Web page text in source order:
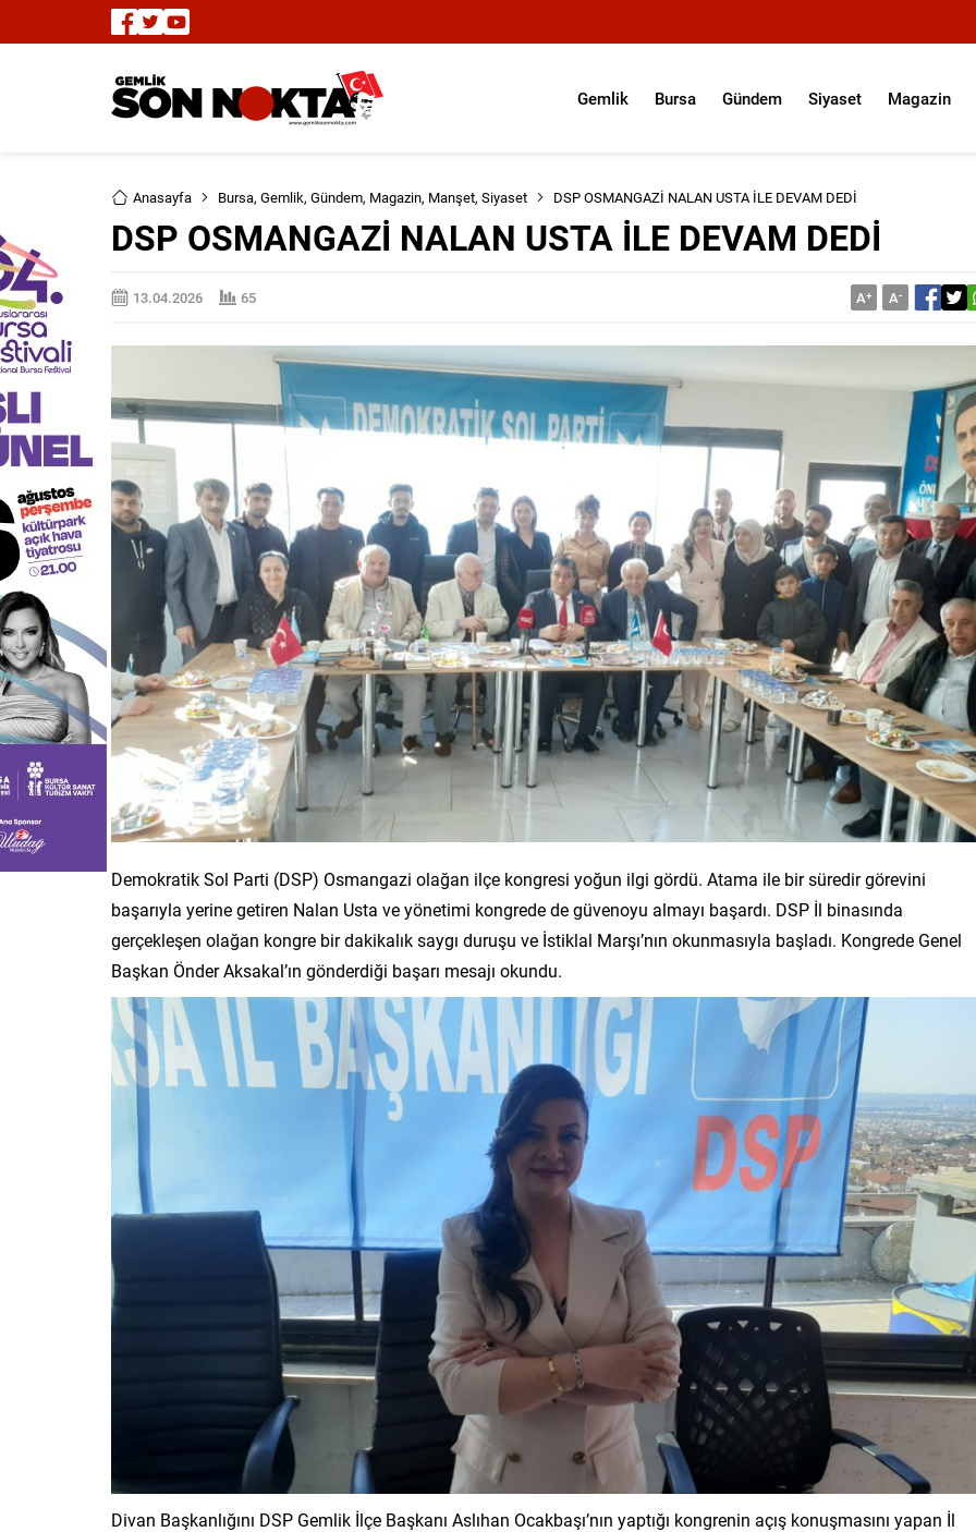
Gemlik Bursa Gündem Siyaset Magazin
Anasayfa Bursa, Gemlik, Gündem, Magazin, Manşet, Siyaset DSP OSMANGAZİ NALAN USTA İLE DEVAM DEDİ
DSP OSMANGAZİ NALAN USTA İLE DEVAM DEDİ
13.04.2026 65 A+ A-
Demokratik Sol Parti (DSP) Osmangazi olağan ilçe kongresi yoğun ilgi gördü. Atama ile bir süredir görevini
başarıyla yerine getiren Nalan Usta ve yönetimi kongrede de güvenoyu almayı başardı. DSP İl binasında
gerçekleşen olağan kongre bir dakikalık saygı duruşu ve İstiklal Marşı’nın okunmasıyla başladı. Kongrede Genel
Başkan Önder Aksakal’ın gönderdiği başarı mesajı okundu.
Divan Başkanlığını DSP Gemlik İlçe Başkanı Aslıhan Ocakbaşı’nın yaptığı kongrenin açış konuşmasını yapan İl